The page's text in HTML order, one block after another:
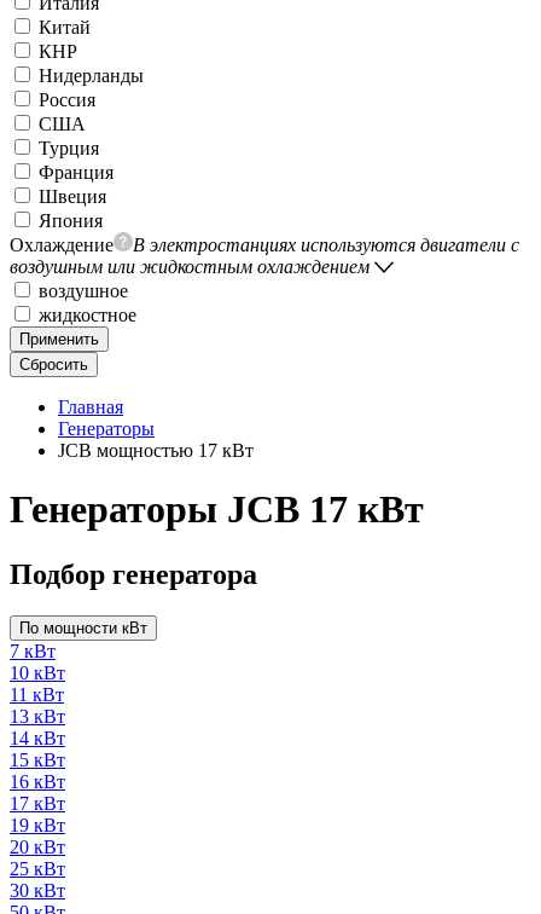
Китай
КНР
Нидерланды
Россия
США
Турция
Франция
Швеция
Япония
Охлаждение
В электростанциях используются двигатели с
воздушным или жидкостным охлаждением
воздушное
жидкостное
Применить
Сбросить
Главная
Генераторы
JCB мощностью 17 кВт
Генераторы JCB 17 кВт
Подбор генератора
По мощности кВт
7 кВт
10 кВт
11 кВт
13 кВт
14 кВт
15 кВт
16 кВт
17 кВт
19 кВт
20 кВт
25 кВт
30 кВт